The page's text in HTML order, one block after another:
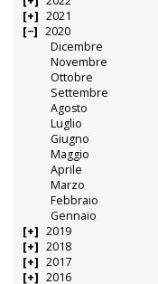
2021
2020
Dicembre
Novembre
Ottobre
Settembre
Agosto
Luglio
Giugno
Maggio
Aprile
Marzo
Febbraio
Gennaio
2019
2018
2017
2016